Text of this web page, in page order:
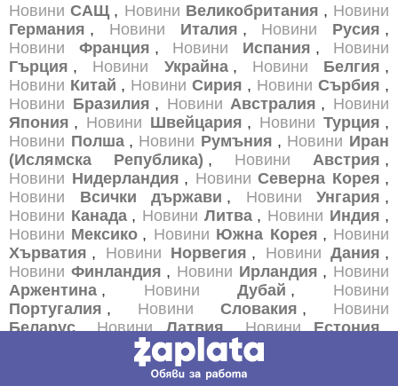
Новини САЩ , Новини Великобритания , Новини
Германия , Новини Италия , Новини Русия ,
Новини
Франция , Новини Испания , Новини
Гърция , Новини Украйна , Новини Белгия ,
Новини Китай , Новини Сирия , Новини Сърбия ,
Новини Бразилия , Новини Австралия , Новини
Япония , Новини Швейцария , Новини Турция ,
Новини Полша , Новини Румъния , Новини Иран
(Ислямска Република) , Новини Австрия ,
Новини Нидерландия , Новини Северна Корея ,
Новини
Всички държави , Новини Унгария ,
Новини Канада , Новини Литва , Новини Индия ,
Новини Мексико , Новини Южна Корея , Новини
Хърватия , Новини Норвегия , Новини Дания ,
Новини Финландия , Новини Ирландия , Новини
Аржентина , Новини Дубай , Новини
Португалия , Новини Словакия , Новини
Беларус ,Новини Латвия ,Новини Естония ,
Словения ,Новини Чехия
Новини Ирак ,Новини